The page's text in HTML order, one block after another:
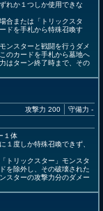
れか１つしか使用できな
合または「トリックスタ
ドを手札から特殊召喚す
ンスターと戦闘を行うダメ
のカードを手札から墓地へ
はターン終了時まで、その
攻撃力 200 守備力 -
１体
１度しか特殊召喚できず、
トリックスター」モンスタ
を除外し、その破壊された
スターの攻撃力分のダメー